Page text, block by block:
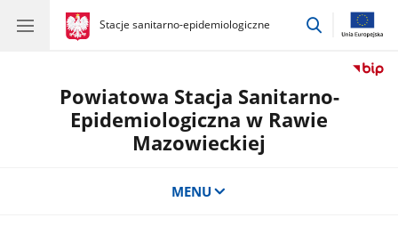
gov.pl
Stacje sanitarno-epidemiologiczne
gov.pl
Stacje
przejdź
Powiatowa Stacja Sanitarno-
Epidemiologiczna w Rawie
Mazowieckiej
MENU